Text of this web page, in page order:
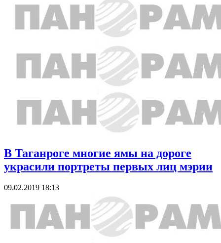
В Таганроге многие ямы на дороге
украсили портреты первых лиц мэрии
09.02.2019 18:13